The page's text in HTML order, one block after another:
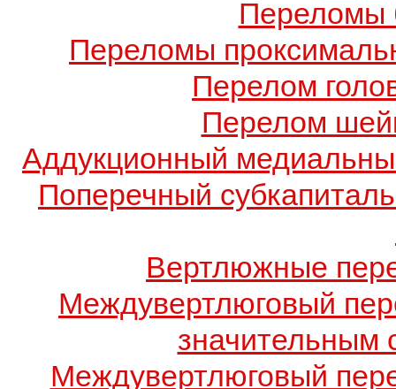
Переломы
Переломы
Перелом
Перелом
Аддукционный
Поперечный
Вертлюжные
Междувертлюговый
значительным
Междувертлюговый